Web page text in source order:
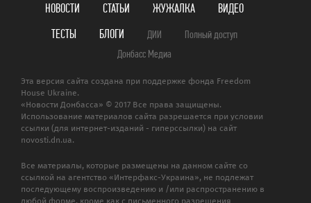
НОВОСТИ СТАТЬИ ЖУЖАЛКА
ВИДЕО
ТЕСТЫ
БЛОГИ ДИИ
Полный доступ
Донбасс Медиа
Эта версия сайта создана при поддержке фонда Freedom
House Ukraine.
«Новости Донбасса» © 2017 Все права защищены.
Использование материалов сайта разрешается при условии
ссылки (для интернет-изданий - гиперссылки) на сайт
novosti.dn.ua.
Все материалы, которые размещены на данном сайте со
ссылкой на агентство «Интерфакс-Украина», не подлежат
последующему воспроизведению и /или распространению в
любой форме, кроме как с письменного разрешения